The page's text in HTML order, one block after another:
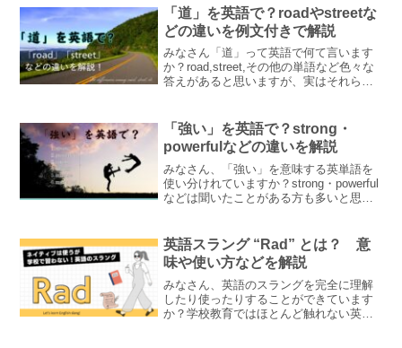
の違いについて例文とともにわかりやす
く解説します♪
「道」を英語で？roadやstreetな
どの違いを例文付きで解説
みなさん「道」って英語で何て言います
か？road,street,その他の単語など色々な
答えがあると思いますが、実はそれらに
とともにわかりやすく解説しています♪
「強い」を英語で？strong・
powerfulなどの違いを解説
みなさん、「強い」を意味する英単語を
使い分けれていますか？strong・powerful
などは聞いたことがある方も多いと思い
スが含まれます。この記事ではそれらに
ついて解説します♪
英語スラング “Rad” とは？ 意
味や使い方などを解説
みなさん、英語のスラングを完全に理解
したり使ったりすることができています
か？学校教育ではほとんど触れない英語